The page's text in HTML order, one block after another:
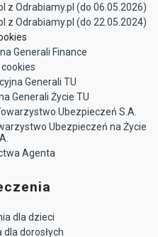
z Odrabiamy.pl (do 06.05.2026)
z Odrabiamy.pl (do 22.05.2024)
Generali Finance
Generali TU
Generali Życie TU
Ubezpieczeń S.A.
Ubezpieczeń na Życie
Agenta
dla dzieci
dorosłych